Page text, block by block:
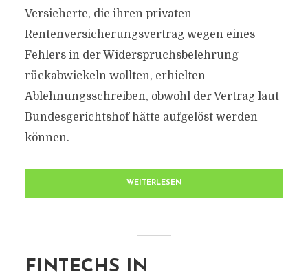
Versicherte, die ihren privaten
Rentenversicherungsvertrag wegen eines
Fehlers in der Widerspruchsbelehrung
rückabwickeln wollten, erhielten
Ablehnungsschreiben, obwohl der Vertrag laut
Bundesgerichtshof hätte aufgelöst werden
können.
WEITERLESEN
FINTECHS IN